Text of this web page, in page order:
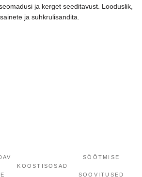
ja kerget seeditavust. Looduslik,
ja suhkrulisandita.
KOOSTISOSAD
SÖÖTMISE
SOOVITUSED